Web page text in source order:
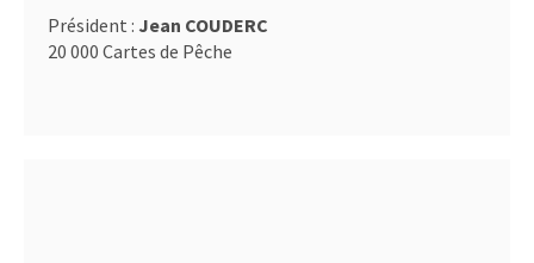
Président : Jean COUDERC
20 000 Cartes de Pêche